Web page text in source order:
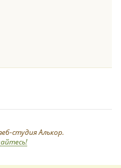
студия Алькор.